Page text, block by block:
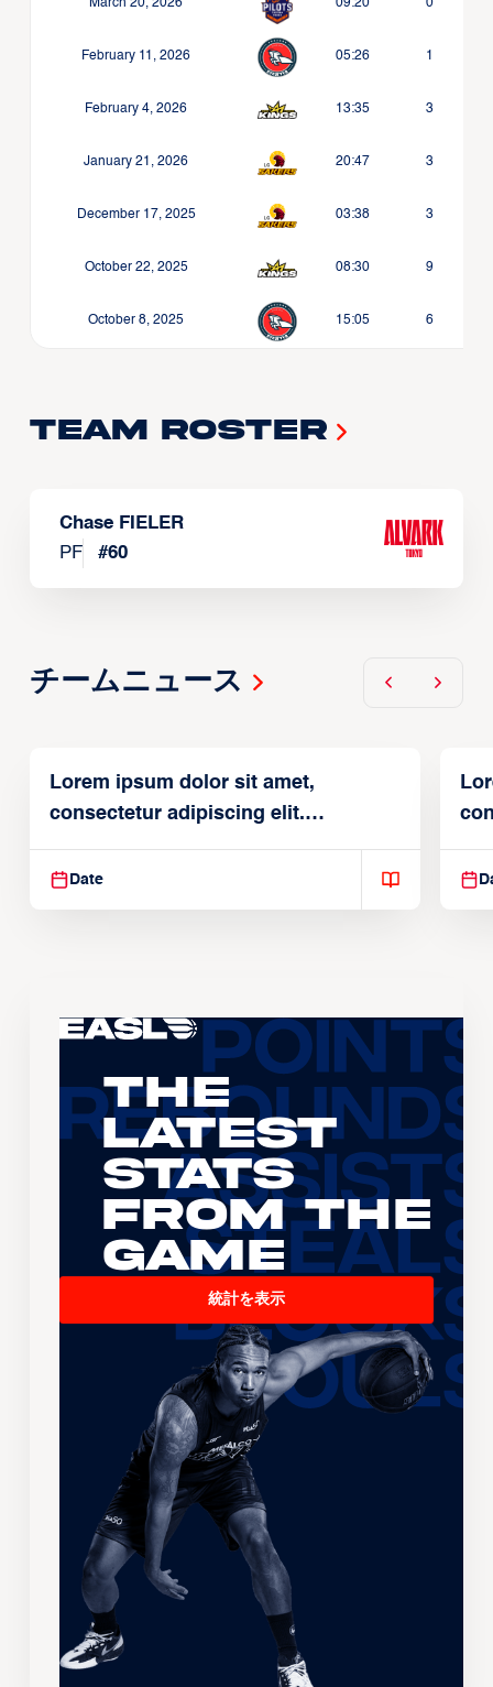
March 20, 2026 09:20 0
February 11, 2026 05:26 1
February 4, 2026 13:35 3
January 21, 2026 20:47 3
December 17, 2025 03:38 3
October 22, 2025 08:30 9
October 8, 2025 15:05 6
Team Roster
Chase FIELER
PF
#60
チームニュース
Lorem ipsum dolor sit amet,
consectetur adipiscing elit.
Suspendisse varius enim in
Date
The
Latest
Stats
From the
Game
統計を表示